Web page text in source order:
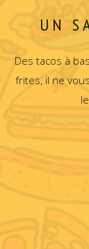
UN
Des tacos à
frites, il ne